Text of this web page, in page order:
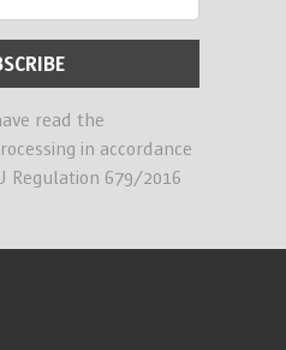
read the
in accordance
Regulation 679/2016